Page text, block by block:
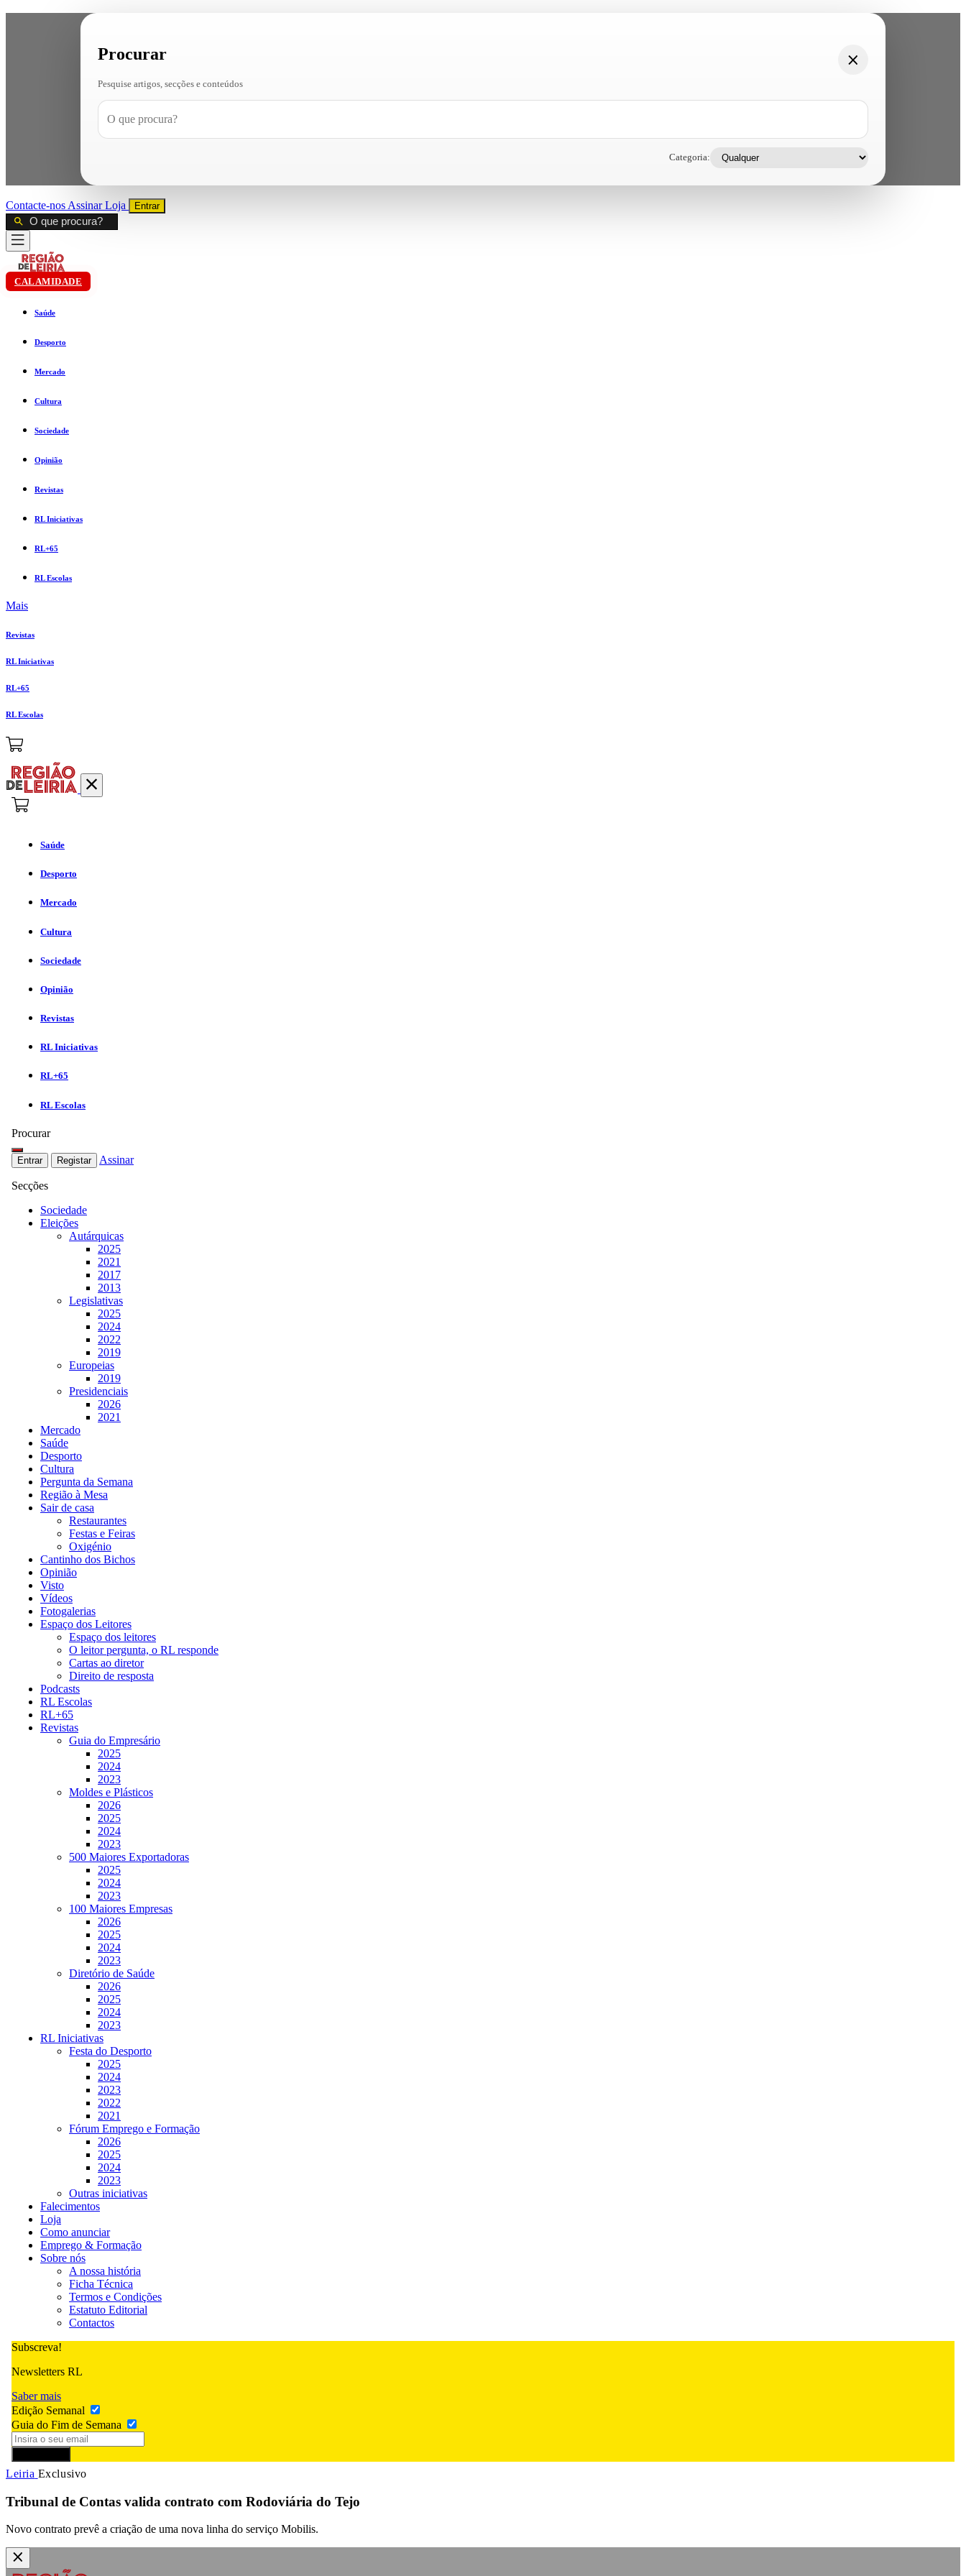
Procurar
Pesquise artigos, secções e conteúdos
Categoria:
Contacte-nos AssinarLoja Entrar
CALAMIDADE
Saúde
Desporto
Mercado
Cultura
Sociedade
Opinião
Revistas
RL Iniciativas
RL+65
RL Escolas
Mais
Revistas
RL Iniciativas
RL+65
RL Escolas
Saúde
Desporto
Mercado
Cultura
Sociedade
Opinião
Revistas
RL Iniciativas
RL+65
RL Escolas
Procurar
Entrar Registar Assinar
Secções
Sociedade
Eleições
Autárquicas
2025
2021
2017
2013
Legislativas
2025
2024
2022
2019
Europeias
2019
Presidenciais
2026
2021
Mercado
Saúde
Desporto
Cultura
Pergunta da Semana
Região à Mesa
Sair de casa
Restaurantes
Festas e Feiras
Oxigénio
Cantinho dos Bichos
Opinião
Visto
Vídeos
Fotogalerias
Espaço dos Leitores
Espaço dos leitores
O leitor pergunta, o RL responde
Cartas ao diretor
Direito de resposta
Podcasts
RL Escolas
RL+65
Revistas
Guia do Empresário
2025
2024
2023
Moldes e Plásticos
2026
2025
2024
2023
500 Maiores Exportadoras
2025
2024
2023
100 Maiores Empresas
2026
2025
2024
2023
Diretório de Saúde
2026
2025
2024
2023
RL Iniciativas
Festa do Desporto
2025
2024
2023
2022
2021
Fórum Emprego e Formação
2026
2025
2024
2023
Outras iniciativas
Falecimentos
Loja
Como anunciar
Emprego & Formação
Sobre nós
A nossa história
Ficha Técnica
Termos e Condições
Estatuto Editorial
Contactos
Subscreva!
Newsletters RL
Saber mais
Edição Semanal
Guia do Fim de Semana
Leiria Exclusivo
Tribunal de Contas valida contrato com Rodoviária do Tejo
Novo contrato prevê a criação de uma nova linha do serviço Mobilis.